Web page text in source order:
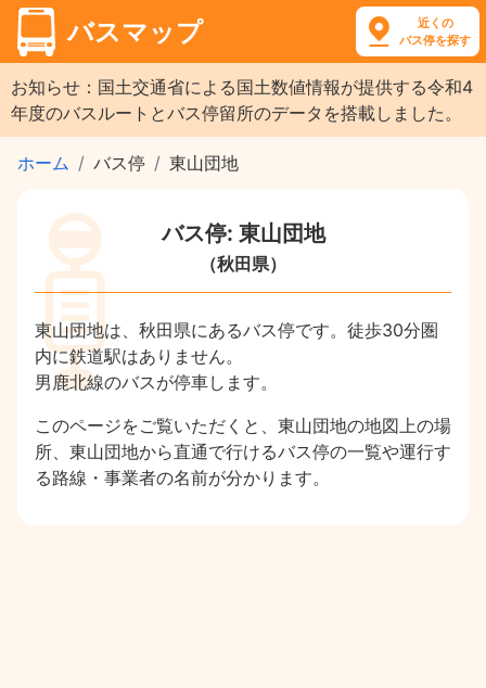
バスマップ
近くの
バス停を探す
お知らせ：国土交通省による国土数値情報が提供する令和4
年度のバスルートとバス停留所のデータを搭載しました。
ホーム バス停 東山団地
バス停: 東山団地
（秋田県）
東山団地は、秋田県にあるバス停です。徒歩30分圏
内に鉄道駅はありません。
男鹿北線のバスが停車します。
このページをご覧いただくと、東山団地の地図上の場
所、東山団地から直通で行けるバス停の一覧や運行す
る路線・事業者の名前が分かります。